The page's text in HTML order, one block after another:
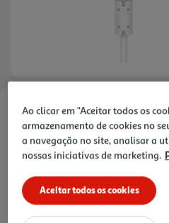
Faça a sua avaliação
Ref. / EAN:4047443440358
13,99 €
Ao clicar em "Aceitar todos os
armazenamento de cookies no
a navegação no site, analisar a
nossas iniciativas de marketing.
Aceitar todos os cookies